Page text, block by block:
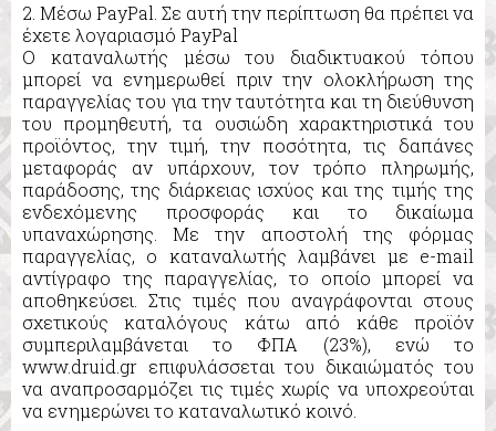
2. Μέσω PayPal. Σε αυτή την περίπτωση θα πρέπει να
έχετε λογαριασμό PayPal
Ο καταναλωτής μέσω του διαδικτυακού τόπου
μπορεί να ενημερωθεί πριν την ολοκλήρωση της
παραγγελίας του για την ταυτότητα και τη διεύθυνση
του προμηθευτή, τα ουσιώδη χαρακτηριστικά του
προϊόντος, την τιμή, την ποσότητα, τις δαπάνες
μεταφοράς αν υπάρχουν, τον τρόπο πληρωμής,
παράδοσης, της διάρκειας ισχύος και της τιμής της
ενδεχόμενης προσφοράς και το δικαίωμα
υπαναχώρησης. Με την αποστολή της φόρμας
παραγγελίας, ο καταναλωτής λαμβάνει με e-mail
αντίγραφο της παραγγελίας, το οποίο μπορεί να
αποθηκεύσει. Στις τιμές που αναγράφονται στους
σχετικούς καταλόγους κάτω από κάθε προϊόν
συμπεριλαμβάνεται το ΦΠΑ (23%), ενώ το
www.druid.gr επιφυλάσσεται του δικαιώματός του
να αναπροσαρμόζει τις τιμές χωρίς να υποχρεούται
να ενημερώνει το καταναλωτικό κοινό.